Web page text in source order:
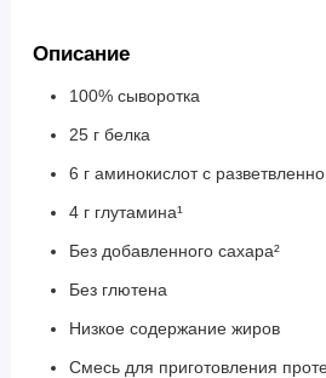
Описание
100% сыворотка
25 г белка
6 г аминокислот с
4 г глутамина¹
Без добавленного сахара²
Без глютена
Низкое содержание жиров
Смесь для приготовления